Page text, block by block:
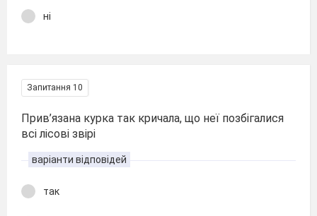
ні
Запитання 10
Прив’язана курка так кричала, що неї позбігалися
всі лісові звірі
варіанти відповідей
так